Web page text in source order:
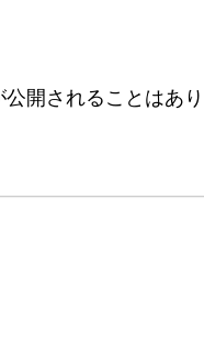
開されることはあり